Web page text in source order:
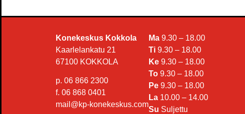
Konekeskus Kokkola
Kaarlelankatu 21
67100 KOKKOLA
p. 06 866 2300
f. 06 868 0401
mail@kp-konekeskus.com
Ma 9.30 – 18.00
Ti 9.30 – 18.00
Ke 9.30 – 18.00
To 9.30 – 18.00
Pe 9.30 – 18.00
La 10.00 – 14.00
Su Suljettu